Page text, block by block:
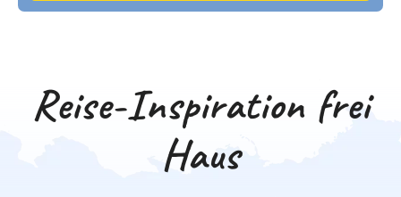
Reise-Inspiration frei
Haus